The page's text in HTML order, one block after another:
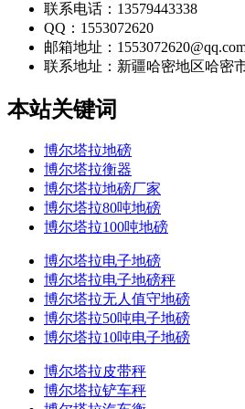
联系电话：13579443338
QQ：1553072620
邮箱地址：
联系地址： 新疆哈密地区哈密
本站关键词
博尔塔拉地磅
博尔塔拉衡器
博尔塔拉地磅厂家
博尔塔拉80吨地磅
博尔塔拉100吨地磅
博尔塔拉电子地磅
博尔塔拉电子地磅秤
博尔塔拉无人值守地磅
博尔塔拉50吨电子地磅
博尔塔拉10吨电子地磅
博尔塔拉皮带秤
博尔塔拉铲车秤